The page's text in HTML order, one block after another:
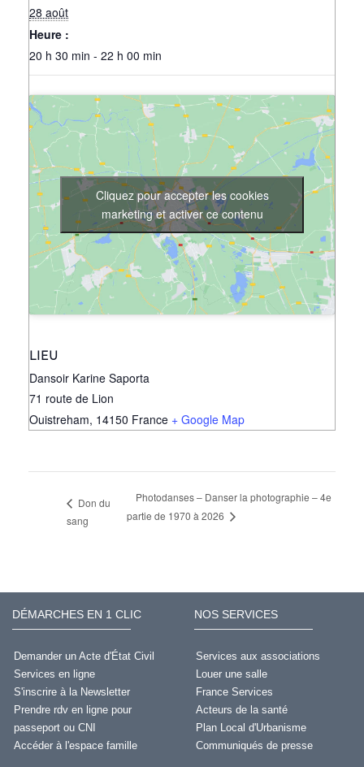
28 août
Heure :
20 h 30 min - 22 h 00 min
LIEU
Dansoir Karine Saporta
71 route de Lion
Ouistreham, 14150 France + Google Map
Cliquez pour accepter les cookies
marketing et activer ce contenu
Don du
sang
Photodanses – Danser la photographie – 4e
partie de 1970 à 2026
DÉMARCHES EN 1 CLIC
Demander un Acte d'État Civil
Services en ligne
S'inscrire à la Newsletter
Prendre rdv en ligne pour
passeport ou CNI
Accéder à l'espace famille
NOS SERVICES
Services aux associations
Louer une salle
France Services
Acteurs de la santé
Plan Local d'Urbanisme
Communiqués de presse